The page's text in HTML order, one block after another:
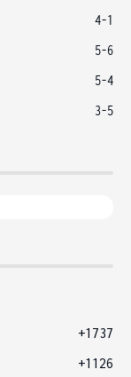
4-1
5-6
5-4
3-5
+1737
+1126